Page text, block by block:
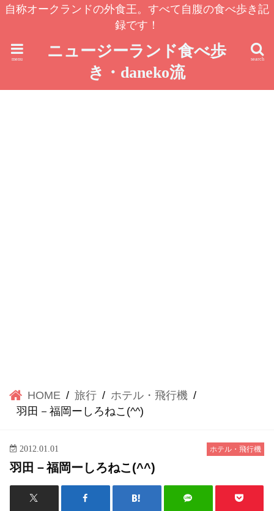
自称オークランドの外食王。すべて自腹の食べ歩き記
録です！
ニュージーランド食べ歩
き・daneko流
search
menu
HOME 旅行
ホテル・飛行機
羽田－福岡ーしろねこ(^^)
ホテル・飛行機
2012.01.01
羽田－福岡ーしろねこ(^^)